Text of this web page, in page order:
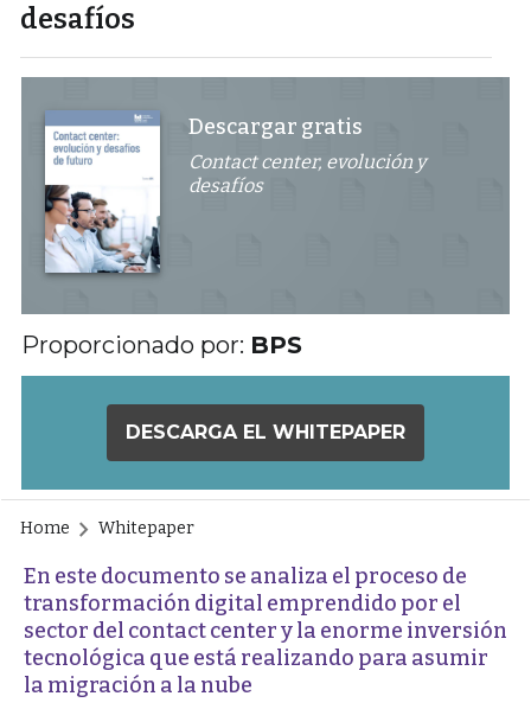
desafíos
Descargar gratis
Contact center, evolución y
desafíos
Proporcionado por: BPS
DESCARGA EL WHITEPAPER
Home Whitepaper
En este documento se analiza el proceso de
transformación digital emprendido por el
sector del contact center y la enorme inversión
tecnológica que está realizando para asumir
la migración a la nube